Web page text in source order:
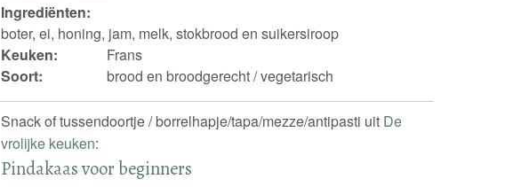
Ingrediënten:
boter, ei, honing, jam, melk, stokbrood en suikersiroop
Keuken:
Frans
Soort:
brood en broodgerecht / vegetarisch
Snack of tussendoortje / borrelhapje/tapa/mezze/antipasti uit De
vrolijke keuken:
Pindakaas voor beginners